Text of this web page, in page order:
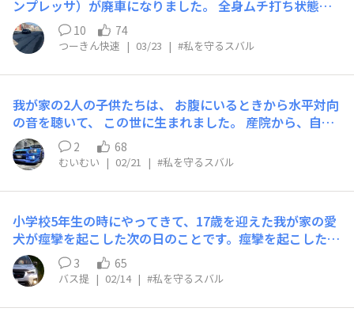
ンプレッサ）が廃車になりました。 全身ムチ打ち状態で
すが骨折等は無く無事でした。 インプレッサに助けられ
ました🙏 10年間14万キロ（総走行距離19万5千キロ）走
ってくれてありがとう！😭
10 74
つーきん快速 | 03/23 | #私を守るスバル
我が家の2人の子供たちは、 お腹にいるときから水平対向
の音を聴いて、 この世に生まれました。 産院から、自宅
に連れて帰る時、 チャイルドシートを着けて、 初めて乗
った車も、EJ20。 そのせいか、ぐずって泣いたときは、
2人とも落ち着くのか、 エンジンをかけると泣き止みま
す。 4歳の長男は、 スバル、かっこいい！ パパの車、か
スバル大好きな子供に育っています。 テーマと違うかも
しれないけど、 ｢人生が豊かになった｣面ではとても小さ
いことかもしれないけど、インプでよかったな、と思って
います。 …チャイルドシートが着いてることに驚かれま
2 68
むいむい | 02/21 | #私を守るスバル
小学校5年生の時にやってきて、17歳を迎えた我が家の愛
犬が痙攣を起こした次の日のことです。痙攣を起こしたの
は夜中で、翌朝一番に動物病院へ行くことにしました。し
かしその日は正月中で行きつけの動物病院が開いておら
ず、少し離れた休日診療をしてくれる病院へ急行すべくX
Vを出しました。 しかし出庫直後、我が家の目の前で信号
3 65
バス提 | 02/14 | #私を守るスバル